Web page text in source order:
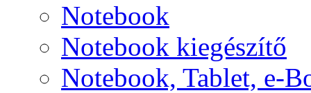
Notebook
Notebook kiegészítő
Notebook, Tablet, e-